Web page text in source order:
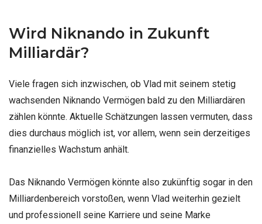
Wird Niknando in Zukunft
Milliardär?
Viele fragen sich inzwischen, ob Vlad mit seinem stetig
wachsenden Niknando Vermögen bald zu den Milliardären
zählen könnte. Aktuelle Schätzungen lassen vermuten, dass
dies durchaus möglich ist, vor allem, wenn sein derzeitiges
finanzielles Wachstum anhält.
Das Niknando Vermögen könnte also zukünftig sogar in den
Milliardenbereich vorstoßen, wenn Vlad weiterhin gezielt
und professionell seine Karriere und seine Marke